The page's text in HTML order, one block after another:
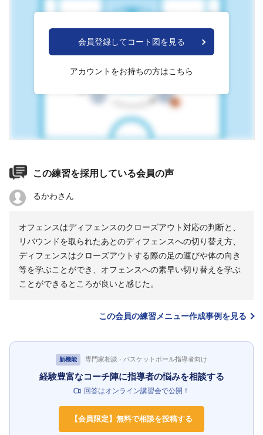
会員登録してコート図を見る
アカウントをお持ちの方はこちら
この練習を採用している会員の声
るかわさん
オフェンスはディフェンスのクローズアウト対応の判断と、
リバウンドを取られたあとのディフェンスへの切り替え方、
ディフェンスはクローズアウトする際の足の運びや体の向き
等を学ぶことができ、オフェンスへの素早い切り替えを学ぶ
ことができるところが良いと感じた。
この会員の練習メニュー作成事例を見る
新機能 専門家相談 · バスケットボール指導者向け
経験豊富なコーチ陣に指導者の悩みを相談する
回答はオンライン講習会で公開！
【会員限定】無料で相談を投稿する